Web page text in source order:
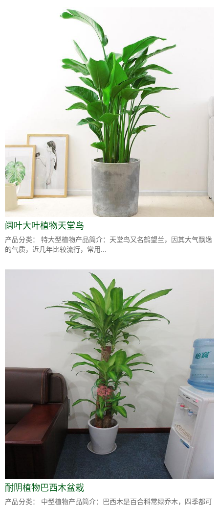
阔叶大叶植物天堂鸟
产品分类： 特大型植物产品简介：天堂鸟又名鹤望兰，因其大气飘逸
的气质，近几年比较流行，常用...
耐阴植物巴西木盆栽
产品分类： 中型植物产品简介：巴西木是百合科常绿乔木，四季都可